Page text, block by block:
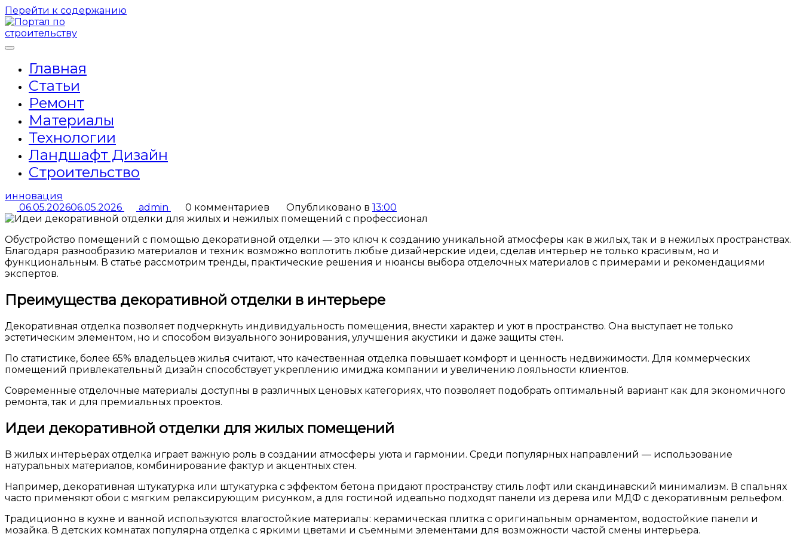
Перейти к содержанию
Главная
Статьи
Ремонт
Материалы
Технологии
Ландшафт Дизайн
Строительство
инновация
06.05.202606.05.2026 admin 0 комментариев Опубликовано в 13:00
Обустройство помещений с помощью декоративной отделки — это ключ к созданию уникальной атмосферы как в жилых, так и в нежилых пространствах.
Благодаря разнообразию материалов и техник возможно воплотить любые дизайнерские идеи, сделав интерьер не только красивым, но и
функциональным. В статье рассмотрим тренды, практические решения и нюансы выбора отделочных материалов с примерами и рекомендациями
экспертов.
Преимущества декоративной отделки в интерьере
Декоративная отделка позволяет подчеркнуть индивидуальность помещения, внести характер и уют в пространство. Она выступает не только
эстетическим элементом, но и способом визуального зонирования, улучшения акустики и даже защиты стен.
По статистике, более 65% владельцев жилья считают, что качественная отделка повышает комфорт и ценность недвижимости. Для коммерческих
помещений привлекательный дизайн способствует укреплению имиджа компании и увеличению лояльности клиентов.
Современные отделочные материалы доступны в различных ценовых категориях, что позволяет подобрать оптимальный вариант как для экономичного
ремонта, так и для премиальных проектов.
Идеи декоративной отделки для жилых помещений
В жилых интерьерах отделка играет важную роль в создании атмосферы уюта и гармонии. Среди популярных направлений — использование
натуральных материалов, комбинирование фактур и акцентных стен.
Например, декоративная штукатурка или штукатурка с эффектом бетона придают пространству стиль лофт или скандинавский минимализм. В спальнях
часто применяют обои с мягким релаксирующим рисунком, а для гостиной идеально подходят панели из дерева или МДФ с декоративным рельефом.
Традиционно в кухне и ванной используются влагостойкие материалы: керамическая плитка с оригинальным орнаментом, водостойкие панели и
мозайка. В детских комнатах популярна отделка с яркими цветами и съемными элементами для возможности частой смены интерьера.